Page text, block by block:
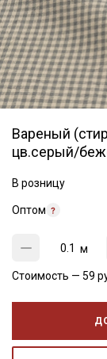
Вареный
цв.серый/
В розницу
Оптом
м
Стоимость — 59